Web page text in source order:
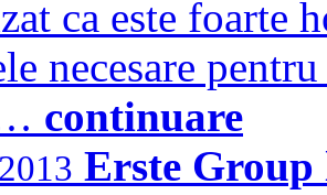
ca este foarte
necesare
continuare
Erste Group